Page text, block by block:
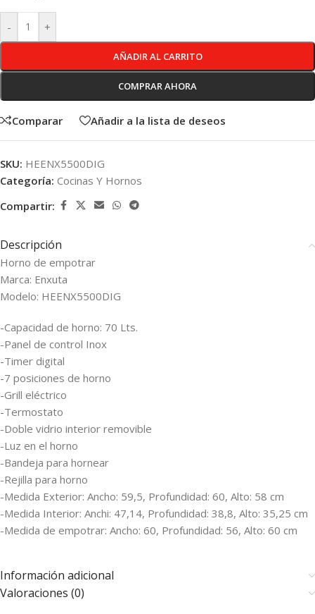
- +
AÑADIR AL CARRITO
COMPRAR AHORA
Comparar Añadir a la lista de deseos
SKU: HEENX5500DIG
Categoría: Cocinas Y Hornos
Compartir:
Descripción
Horno de empotrar
Marca: Enxuta
Modelo: HEENX5500DIG
-Capacidad de horno: 70 Lts.
-Panel de control Inox
-Timer digital
-7 posiciones de horno
-Grill eléctrico
-Termostato
-Doble vidrio interior removible
-Luz en el horno
-Bandeja para hornear
-Rejilla para horno
-Medida Exterior: Ancho: 59,5, Profundidad: 60, Alto: 58 cm
-Medida Interior: Anchi: 47,14, Profundidad: 38,8, Alto: 35,25 cm
-Medida de empotrar: Ancho: 60, Profundidad: 56, Alto: 60 cm
Información adicional
Valoraciones (0)